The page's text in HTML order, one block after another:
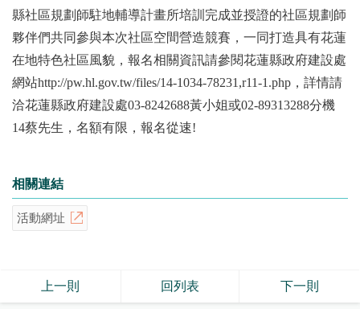
縣社區規劃師駐地輔導計畫所培訓完成並授證的社區規劃師
夥伴們共同參與本次社區空間營造競賽，一同打造具有花蓮
在地特色社區風貌，報名相關資訊請參閱花蓮縣政府建設處
網站http://pw.hl.gov.tw/files/14-1034-78231,r11-1.php，詳情請
洽花蓮縣政府建設處03-8242688黃小姐或02-89313288分機
14蔡先生，名額有限，報名從速!
相關連結
活動網址
上一則 回列表 下一則